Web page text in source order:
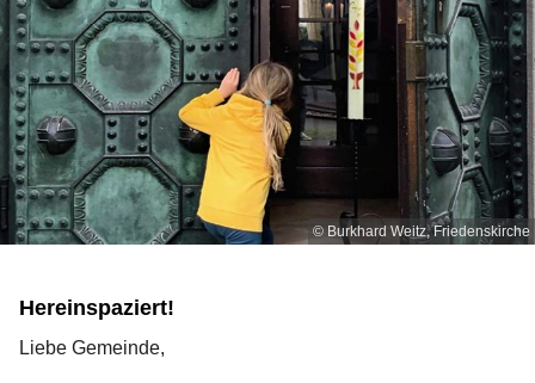
© Burkhard Weitz, Friedenskirche
Hereinspaziert!
Liebe Gemeinde,